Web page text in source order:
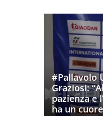
#Pallavolo
Graziosi:
pazienza e
ha un